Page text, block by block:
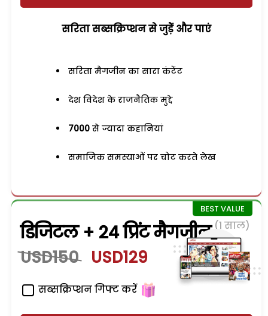
सरिता सब्सक्रिप्शन से जुड़ेें और पाएं
सरिता मैगजीन का सारा कंटेंट
देश विदेश के राजनैतिक मुद्दे
7000 से ज्यादा कहानियां
समाजिक समस्याओं पर चोट करते लेख
डिजिटल + 24 प्रिंट मैगजीन (1 साल)
USD150 USD129
सब्सक्रिप्शन गिफ्ट करें